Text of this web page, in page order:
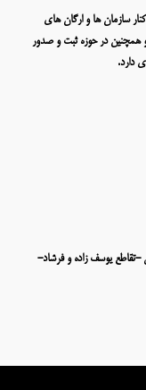
سازمان ها و ارگان های
همچنین در حوزه ثبت و صدور
دارد.
-تقاطع یوسف زاده و فرشاد-